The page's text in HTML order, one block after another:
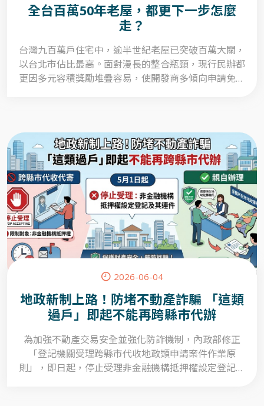
全台百萬50年老屋，都更下一步怎麼
走？
台灣九百萬戶住宅中，逾半世紀老屋已突破百萬大關，
以台北市佔比最高。面對漫長的整合瓶頸，現行民辦都
更因多元容積獎勵堆疊容易，使開發商多傾向申請免除
2026-06-04
地政新制上路！防堵不動產詐騙 「這類
過戶」即起不能再跨縣市代辦
為加強不動產交易安全並強化防詐機制，內政部修正
「登記機關受理跨縣市代收地政類申請案件作業原
則」，即日起，停止受理非金融機構抵押權設定登記，